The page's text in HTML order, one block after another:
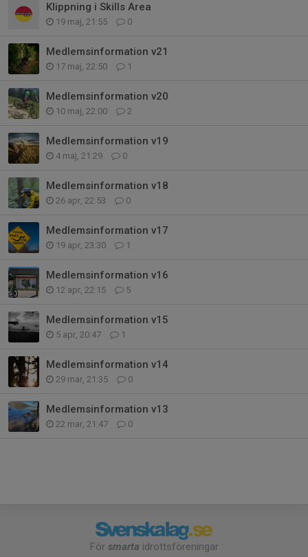
Klippning i Skills Area
19 maj, 21:55 0
Medlemsinformation v21
17 maj, 22:50 1
Medlemsinformation v20
10 maj, 22:00 2
Medlemsinformation v19
4 maj, 21:29 0
Medlemsinformation v18
26 apr, 22:53 0
Medlemsinformation v17
19 apr, 23:30 1
Medlemsinformation v16
12 apr, 22:15 5
Medlemsinformation v15
5 apr, 20:47 1
Medlemsinformation v14
29 mar, 21:35 0
Medlemsinformation v13
22 mar, 21:47 0
För smarta idrottsföreningar